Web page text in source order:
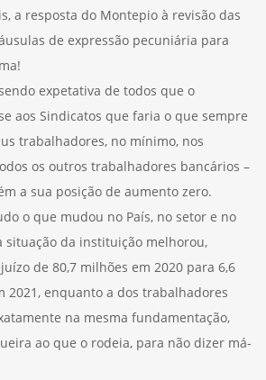
a resposta do Montepio à revisão das
de expressão pecuniária para
expetativa de todos que o
aos Sindicatos que faria o que sempre
trabalhadores, no mínimo, nos
os outros trabalhadores bancários –
a sua posição de aumento zero.
o que mudou no País, no setor e no
situação da instituição melhorou,
de 80,7 milhões em 2020 para 6,6
2021, enquanto a dos trabalhadores
na mesma fundamentação,
ao que o rodeia, para não dizer má-